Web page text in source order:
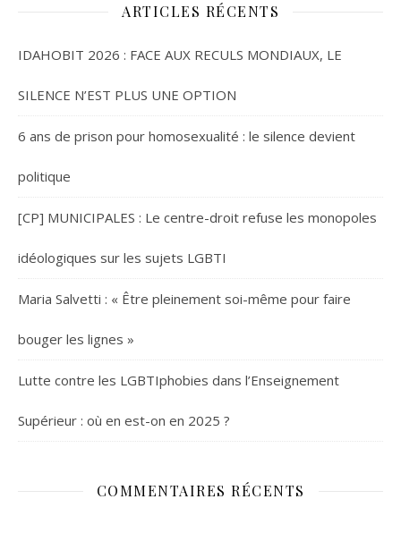
ARTICLES RÉCENTS
IDAHOBIT 2026 : FACE AUX RECULS MONDIAUX, LE
SILENCE N’EST PLUS UNE OPTION
6 ans de prison pour homosexualité : le silence devient
politique
[CP] MUNICIPALES : Le centre-droit refuse les monopoles
idéologiques sur les sujets LGBTI
Maria Salvetti : « Être pleinement soi-même pour faire
bouger les lignes »
Lutte contre les LGBTIphobies dans l’Enseignement
Supérieur : où en est-on en 2025 ?
COMMENTAIRES RÉCENTS